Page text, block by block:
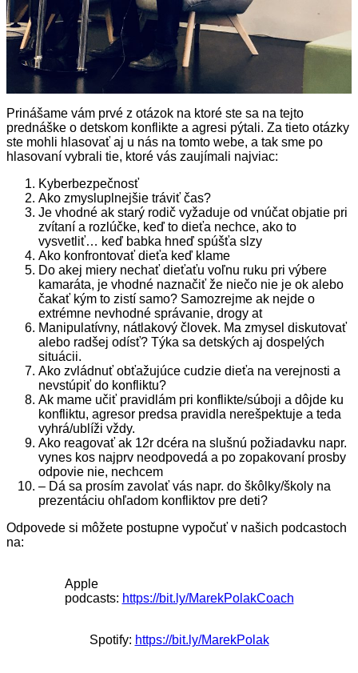
Prinášame vám prvé z otázok na ktoré ste sa na tejto
prednáške o detskom konflikte a agresi pýtali. Za tieto otázky
ste mohli hlasovať aj u nás na tomto webe, a tak sme po
hlasovaní vybrali tie, ktoré vás zaujímali najviac:
Kyberbezpečnosť
Ako zmysluplnejšie tráviť čas?
Je vhodné ak starý rodič vyžaduje od vnúčat objatie pri
zvítaní a rozlúčke, keď to dieťa nechce, ako to
vysvetliť… keď babka hneď spúšťa slzy
Ako konfrontovať dieťa keď klame
Do akej miery nechať dieťaťu voľnu ruku pri výbere
kamaráta, je vhodné naznačiť že niečo nie je ok alebo
čakať kým to zistí samo? Samozrejme ak nejde o
extrémne nevhodné správanie, drogy at
Manipulatívny, nátlakový človek. Ma zmysel diskutovať
alebo radšej odísť? Týka sa detských aj dospelých
situácii.
Ako zvládnuť obťažujúce cudzie dieťa na verejnosti a
nevstúpiť do konfliktu?
Ak mame učiť pravidlám pri konflikte/súboji a dôjde ku
konfliktu, agresor predsa pravidla nerešpektuje a teda
vyhrá/ublíži vždy.
Ako reagovať ak 12r dcéra na slušnú požiadavku napr.
vynes kos najprv neodpovedá a po zopakovaní prosby
odpovie nie, nechcem
– Dá sa prosím zavolať vás napr. do škôlky/školy na
prezentáciu ohľadom konfliktov pre deti?
Odpovede si môžete postupne vypočuť v našich podcastoch
na:
Apple
podcasts: https://bit.ly/MarekPolakCoach
Spotify: https://bit.ly/MarekPolak